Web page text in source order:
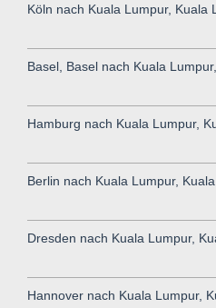
Köln nach Kuala Lumpur, Kuala
Basel, Basel nach Kuala
Hamburg nach Kuala Lumpur,
Berlin nach Kuala Lumpur,
Dresden nach Kuala Lumpur,
Hannover nach Kuala Lumpur,